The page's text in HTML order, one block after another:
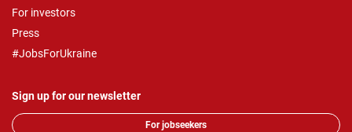
For investors
Press
#JobsForUkraine
Sign up for our newsletter
For jobseekers